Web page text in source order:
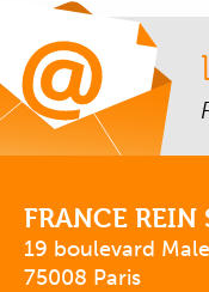
FRANCE REIN
19 boulevard
75008 Paris